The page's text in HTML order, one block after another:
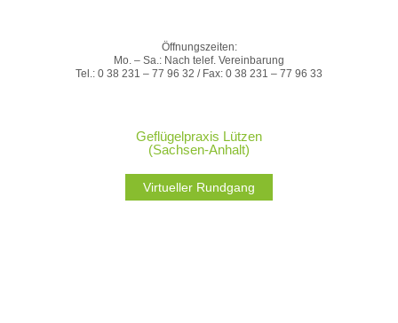
Öffnungszeiten:
Mo. – Sa.: Nach telef. Vereinbarung
Tel.: 0 38 231 – 77 96 32 / Fax: 0 38 231 – 77 96 33
Geflügelpraxis Lützen
(Sachsen-Anhalt)
Virtueller Rundgang